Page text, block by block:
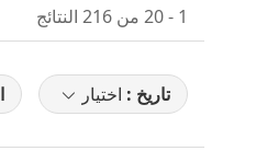
1 - 20 من 216 النتائج
تاريخ : اختيار